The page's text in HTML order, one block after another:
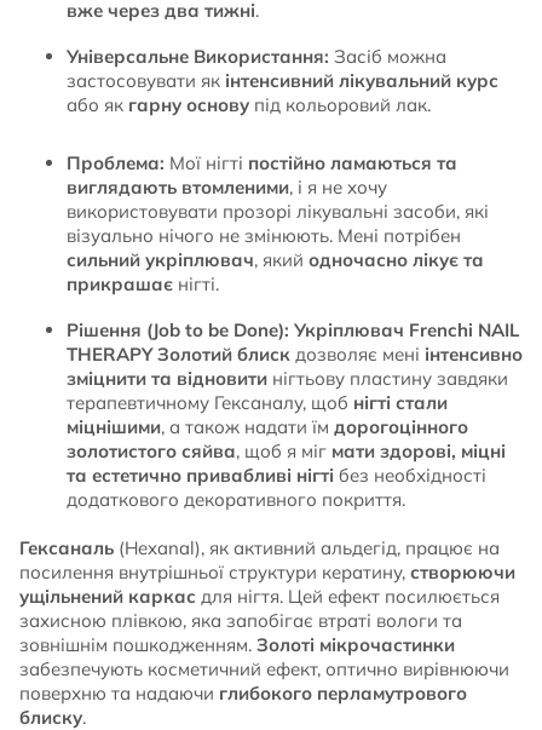
вже через два тижні.
Універсальне Використання: Засіб можна
застосовувати як інтенсивний лікувальний курс
або як гарну основупід кольоровий лак.
Проблема: Мої нігті постійно ламаються та
виглядають втомленими, і я не хочу
використовувати прозорі лікувальні засоби, які
візуально нічого не змінюють. Мені потрібен
сильний укріплювач, який одночасно лікує та
прикрашаєнігті.
Рішення (Job to be Done): Укріплювач Frenchi NAIL
THERAPY Золотий блискдозволяє мені інтенсивно
зміцнити та відновитинігтьову пластину завдяки
терапевтичному Гексаналу, щоб нігті стали
міцнішими, а також надати їм дорогоцінного
золотистого сяйва, щоб я міг мати здорові, міцні
та естетично привабливі нігті без необхідності
додаткового декоративного покриття.
Гексаналь (Hexanal), як активний альдегід, працює на
посилення внутрішньої структури кератину, створюючи
ущільнений каркас для нігтя. Цей ефект посилюється
захисною плівкою, яка запобігає втраті вологи та
зовнішнім пошкодженням. Золоті мікрочастинки
забезпечують косметичний ефект, оптично вирівнюючи
поверхню та надаючи глибокого перламутрового
блиску.